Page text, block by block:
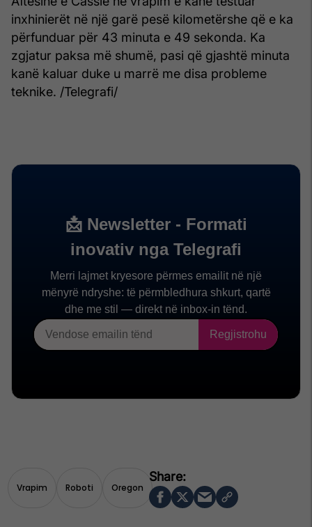
inxhinierët në një garë pesë kilometërshe që e ka
përfunduar për 43 minuta e 49 sekonda. Ka
zgjatur paksa më shumë, pasi që gjashtë minuta
kanë kaluar duke u marrë me disa probleme
teknike. /Telegrafi/
Vrapim Roboti Oregon